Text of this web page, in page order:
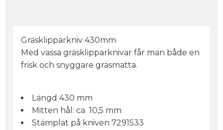
Gräsklipparkniv 430mm
Med vassa gräsklipparknivar får man både en
frisk och snyggare gräsmatta.
Längd 430 mm
Mitten hål: ca 10,5 mm
Stämplat på kniven 7291533